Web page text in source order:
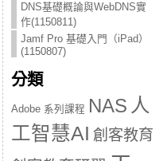
DNS基礎概論與WebDNS實
作(1150811)
Jamf Pro 基礎入門（iPad）
(1150807)
分類
Adobe 系列課程 NAS 人
工智慧AI 創客教育